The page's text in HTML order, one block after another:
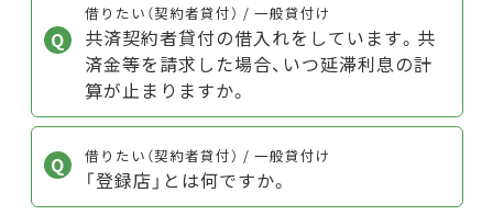
借りたい（契約者貸付） / 一般貸付け
共済契約者貸付の借入れをしています。共
済金等を請求した場合、いつ延滞利息の計
算が止まりますか。
借りたい（契約者貸付） / 一般貸付け
「登録店」とは何ですか。